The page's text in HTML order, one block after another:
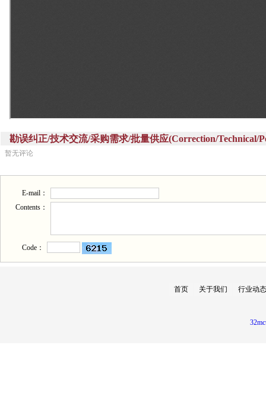
勘误纠正/技术交流/采购需求/批量供应(Correction/Technical/
暂无评论
E-mail：
Contents：
Code：
首页 关于我们 行业动态